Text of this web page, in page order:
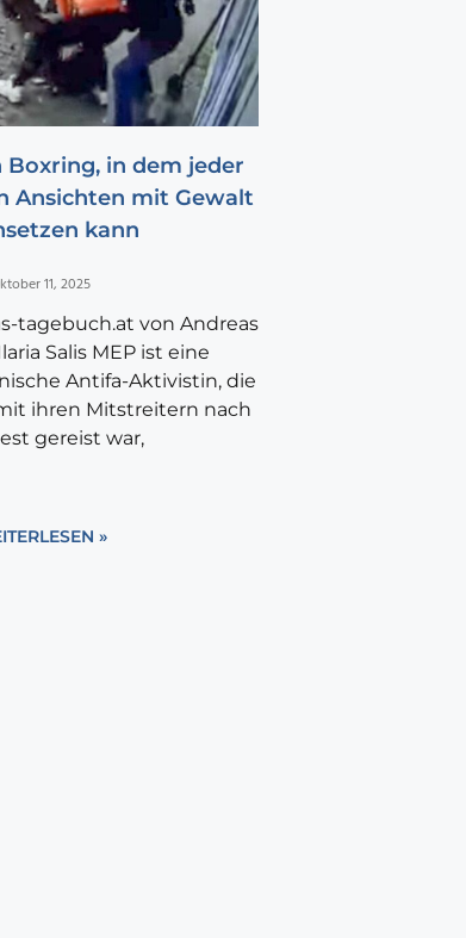
Boxring, in dem jeder
Ansichten mit Gewalt
kann
11, 2025
tagebuch.at von Andreas
Salis MEP ist eine
Antifa-Aktivistin, die
ihren Mitstreitern nach
gereist war,
»